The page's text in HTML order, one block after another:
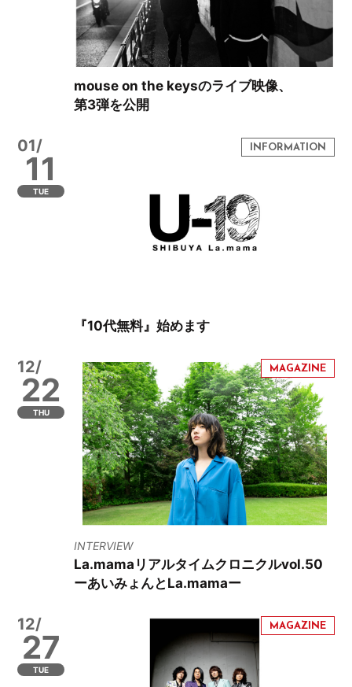
mouse on the keysのライブ映像、
第3弾を公開
01/
11
TUE
『10代無料』始めます
12/
22
THU
INTERVIEW
La.mamaリアルタイムクロニクルvol.50
ーあいみょんとLa.mamaー
12/
27
TUE